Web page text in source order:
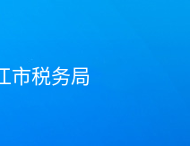
市税务局